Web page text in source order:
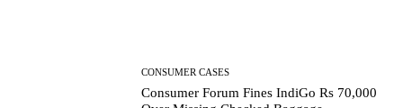
CONSUMER CASES
Consumer Forum Fines IndiGo Rs 70,000